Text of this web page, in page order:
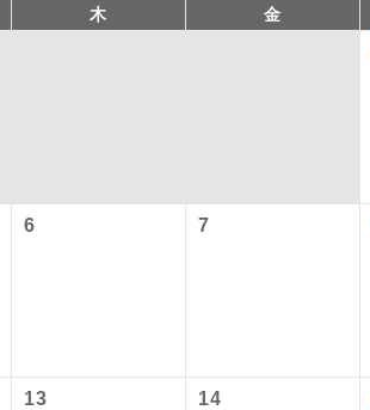
木 金
6 7
13 14
路到着空港（駅）まで同行しま